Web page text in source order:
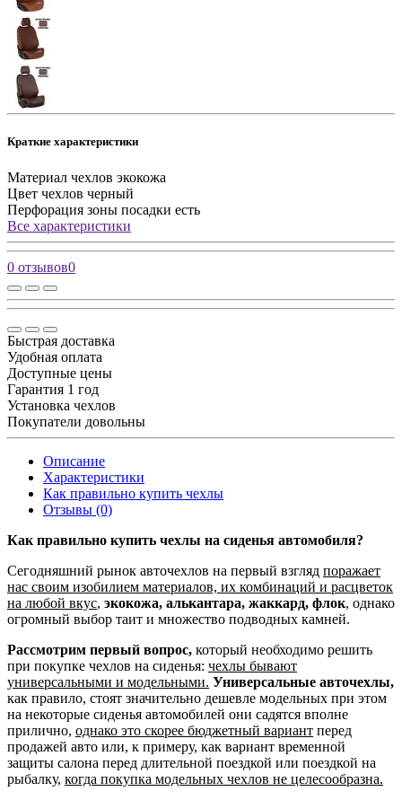
Краткие характеристики
Материал чехлов экокожа
Цвет чехлов черный
Перфорация зоны посадки есть
Все характеристики
0 отзывов0
Быстрая доставка
Удобная оплата
Доступные цены
Гарантия 1 год
Установка чехлов
Покупатели довольны
Описание
Характеристики
Как правильно купить чехлы
Отзывы (0)
Как правильно купить чехлы на сиденья автомобиля?
Сегодняшний рынок авточехлов на первый взгляд поражает
нас своим изобилием материалов, их комбинаций и расцветок
на любой вкус, экокожа, алькантара, жаккард, флок, однако
огромный выбор таит и множество подводных камней.
Рассмотрим первый вопрос, который необходимо решить
при покупке чехлов на сиденья: чехлы бывают
универсальными и модельными. Универсальные авточехлы,
как правило, стоят значительно дешевле модельных при этом
на некоторые сиденья автомобилей они садятся вполне
прилично, однако это скорее бюджетный вариант перед
продажей авто или, к примеру, как вариант временной
защиты салона перед длительной поездкой или поездкой на
рыбалку, когда покупка модельных чехлов не целесообразна.